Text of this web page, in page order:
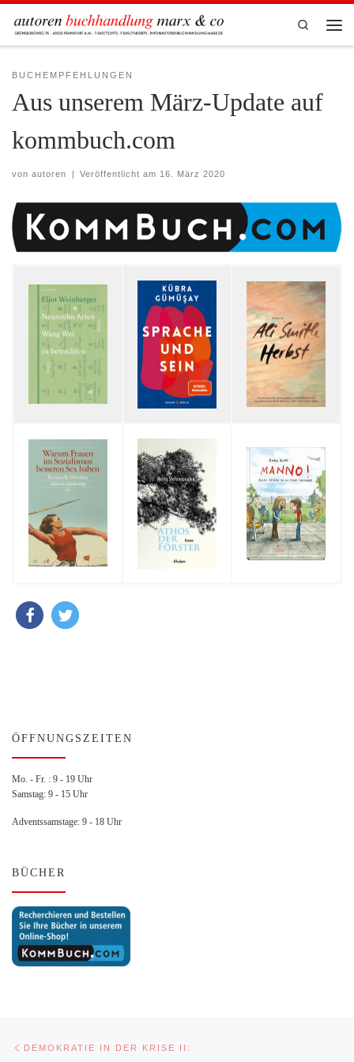
Zum Inhalt springen
Search
BUCHEMPFEHLUNGEN
Aus unserem März-Update auf
kommbuch.com
von autoren | Veröffentlicht am 16. März 2020
ÖFFNUNGSZEITEN
Mo. - Fr. : 9 - 19 Uhr
Samstag: 9 - 15 Uhr
Adventssamstage: 9 - 18 Uhr
BÜCHER
Beitragsnavigation
DEMOKRATIE IN DER KRISE II: